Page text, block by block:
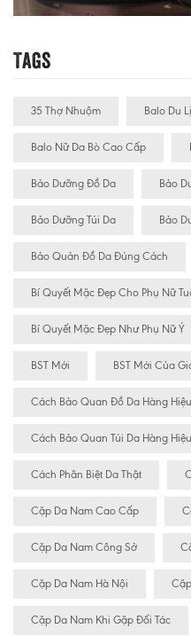
Tags
35 Thợ Nhuộm Balo Du
Balo Nữ Da Bò Cao Cấp
Bảo Dưỡng Đồ Da Bảo
Bảo Dưỡng Túi Da Bảo
Bảo Quản Đồ Da Đúng Cách
Bí Quyết Mặc Đẹp Cho Phụ Nữ
Bí Quyết Mặc Đẹp Như Phụ Nữ Ý
BST Mới BST Mới Của
Cách Bảo Quan Đồ Da Hàng Hiệu
Cách Bảo Quan Túi Da Hàng Hiệu
Cách Phân Biệt Da Thật
Cặp Da Nam Cao Cấp
Cặp Da Nam Công Sở
Cặp Da Nam Hà Nội
Cặp Da Nam Khi Gặp Đối Tác